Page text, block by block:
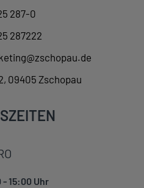
287-0
287222
09405 Zschopau
- 15:00 Uhr